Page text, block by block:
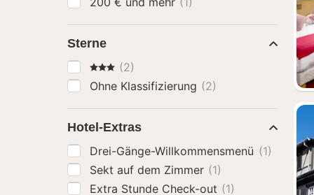
Sterne
3 Sterne
(2)
Ohne Klassifizierung (2)
Hotel-Extras
Drei-Gänge-Willkommensmenü (1)
Sekt auf dem Zimmer (1)
Extra Stunde Check-out (1)